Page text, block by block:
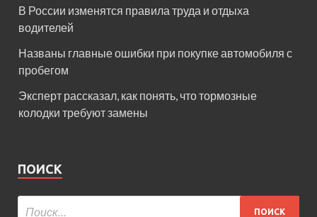
В России изменятся правила труда и отдыха
водителей
Названы главные ошибки при покупке автомобиля с
пробегом
Эксперт рассказал, как понять, что тормозные
колодки требуют замены
ПОИСК